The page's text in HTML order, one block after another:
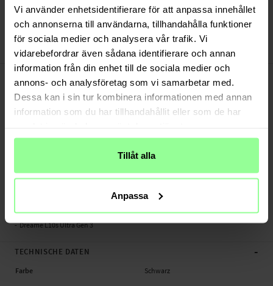
Vi använder enhetsidentifierare för att anpassa innehållet
och annonserna till användarna, tillhandahålla funktioner
för sociala medier och analysera vår trafik. Vi
vidarebefordrar även sådana identifierare och annan
information från din enhet till de sociala medier och
annons- och analysföretag som vi samarbetar med.
Dessa kan i sin tur kombinera informationen med annan
information som du har tillhandahållit eller som de har
Tillåt alla
Anpassa
Bezahle sicher via Klarna oder PayPal
30 Tage Rückgaberecht
Art number :74165
PRODUKTBESCHREIBUNG
Seitenbürste für Dreame L10s Ultra Gen 3. Die Bürste muss regelmäßig
ausgetauscht werden, damit der Staubsauger die besten Reinigungsergebnisse
beibehält. Sie können die vorhandene Bürste einfach durch diese Ersatzbürste
Hinweis: Drittanbieterprodukt, kein Original.
- Neue Bürste für den Roboterstaubsauger hält die Böden sauber
Passend für:
- Dreame L10s Ultra Gen 3
TECHNISCHE DATEN -
Farbe Schwarz